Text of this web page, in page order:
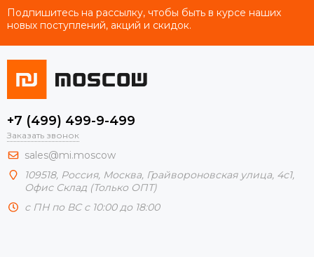
Подпишитесь на рассылку, чтобы быть в курсе наших
новых поступлений, акций и скидок.
+7 (499) 499-9-499
Заказать звонок
sales@mi.moscow
109518, Россия, Москва, Грайвороновская улица, 4с1,
Офис Склад (Только ОПТ)
с ПН по ВС с 10:00 до 18:00